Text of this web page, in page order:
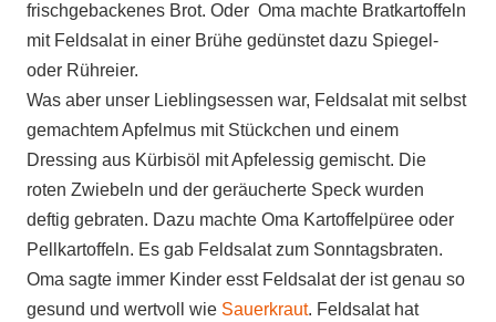
frischgebackenes Brot. Oder Oma machte Bratkartoffeln
mit Feldsalat in einer Brühe gedünstet dazu Spiegel-
oder Rühreier.
Was aber unser Lieblingsessen war, Feldsalat mit selbst
gemachtem Apfelmus mit Stückchen und einem
Dressing aus Kürbisöl mit Apfelessig gemischt. Die
roten Zwiebeln und der geräucherte Speck wurden
deftig gebraten. Dazu machte Oma Kartoffelpüree oder
Pellkartoffeln. Es gab Feldsalat zum Sonntagsbraten.
Oma sagte immer Kinder esst Feldsalat der ist genau so
gesund und wertvoll wie Sauerkraut. Feldsalat hat